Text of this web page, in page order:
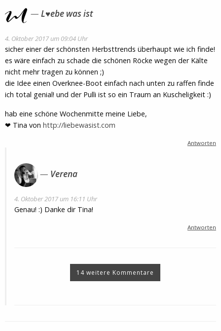
L♥ebe was ist
4. Oktober 2017 um 09:04 Uhr
sicher einer der schönsten Herbsttrends überhaupt wie ich finde!
es wäre einfach zu schade die schönen Röcke wegen der Kälte
nicht mehr tragen zu können ;)
die Idee einen Overknee-Boot einfach nach unten zu raffen finde
ich total genial! und der Pulli ist so ein Traum an Kuscheligkeit :)
hab eine schöne Wochenmitte meine Liebe,
❤ Tina von http://liebewasist.com
Antworten
Verena
4. Oktober 2017 um 16:11 Uhr
Genau! :) Danke dir Tina!
Antworten
14 weitere Kommentare